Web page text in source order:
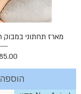
מארז תחתוני במבוק
מחיר